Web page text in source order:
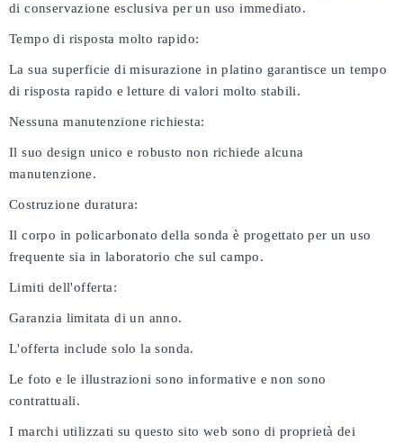
di conservazione esclusiva per un uso immediato.
Tempo di risposta molto rapido:
La sua superficie di misurazione in platino garantisce un tempo
di risposta rapido e letture di valori molto stabili.
Nessuna manutenzione richiesta:
Il suo design unico e robusto non richiede alcuna
manutenzione.
Costruzione duratura:
Il corpo in policarbonato della sonda è progettato per un uso
frequente sia in laboratorio che sul campo.
Limiti dell'offerta:
Garanzia limitata di un anno.
L'offerta include solo la sonda.
Le foto e le illustrazioni sono informative e non sono
contrattuali.
I marchi utilizzati su questo sito web sono di proprietà dei